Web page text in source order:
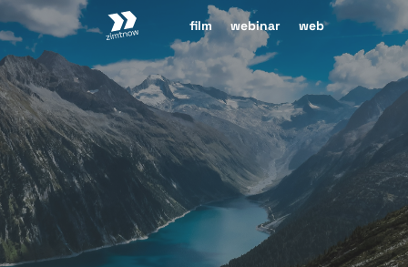
zimtnow film webinar web